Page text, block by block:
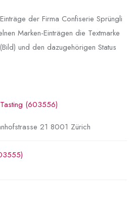
der Firma Confiserie Sprüngli
Marken-Einträgen die Textmarke
und den dazugehörigen Status
(603556)
21 8001 Zürich